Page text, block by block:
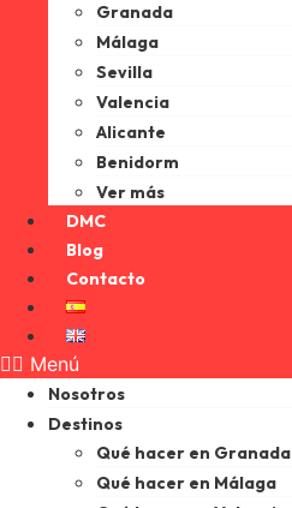
Granada
Málaga
Sevilla
Valencia
Alicante
Benidorm
Ver más
DMC
Blog
Contacto
Menú
Nosotros
Destinos
Qué hacer en Granada
Qué hacer en Málaga